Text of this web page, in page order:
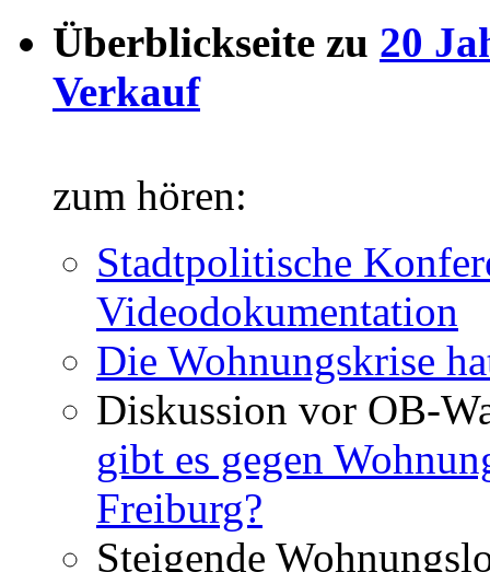
Überblickseite zu 20
Verkauf
zum hören:
Stadtpolitische
Videodokumentation
Die Wohnungskrise
Diskussion vor OB-
gibt es gegen
Freiburg?
Steigende